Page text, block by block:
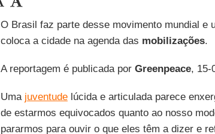
O Brasil faz parte desse movimento mundial e
coloca a cidade na agenda das mobilizações.
A reportagem é publicada por Greenpeace, 15-
Uma juventudelúcida e articulada parece
de estarmos equivocados quanto ao nosso
pararmos para ouvir o que eles têm a dizer e